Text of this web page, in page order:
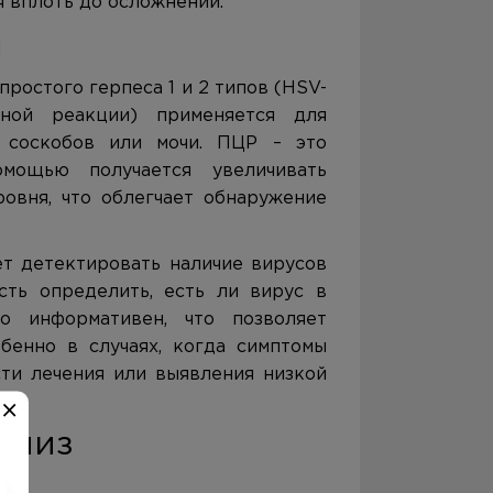
герпеса 1 и 2 типов (HSV-
реакции) применяется для
соскобов или мочи. ПЦР – это
получается увеличивать
что облегчает обнаружение
детектировать наличие вирусов
определить, есть ли вирус в
что позволяет
в случаях, когда симптомы
лечения или выявления низкой